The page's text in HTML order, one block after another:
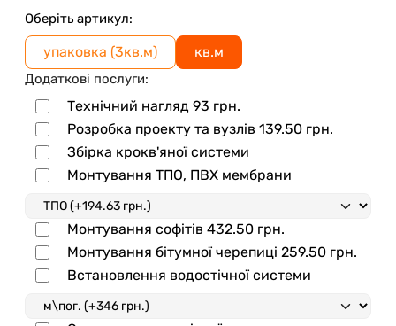
Оберіть артикул:
упаковка (3кв.м) кв.м
Додаткові послуги:
Технічний нагляд 93 грн.
Розробка проекту та вузлів 139.50 грн.
Збірка крокв'яної системи
Монтування ТПО, ПВХ мембрани
Монтування софітів 432.50 грн.
Монтування бітумної черепиці 259.50 грн.
Встановлення водостічної системи